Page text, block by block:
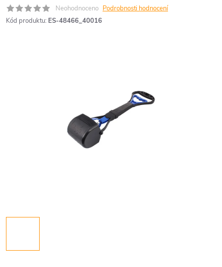
Neohodnoceno Podrobnosti hodnocení
Kód produktu: ES-48466_40016